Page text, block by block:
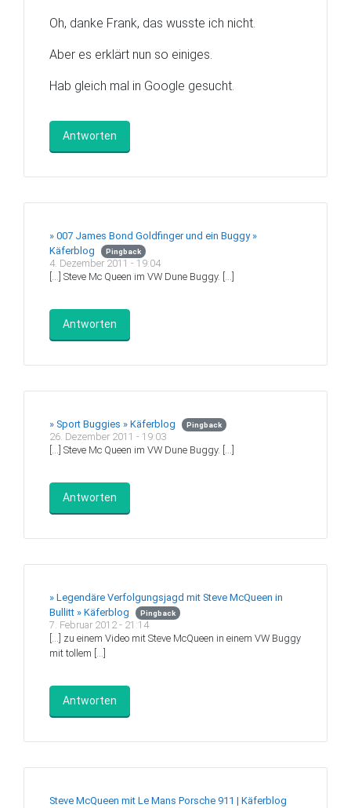
Oh, danke Frank, das wusste ich nicht.
Aber es erklärt nun so einiges.
Hab gleich mal in Google gesucht.
Antworten
» 007 James Bond Goldfinger und ein Buggy »
Käferblog
Pingback
4. Dezember 2011 - 19:04
[…] Steve Mc Queen im VW Dune Buggy. […]
Antworten
» Sport Buggies » Käferblog Pingback
26. Dezember 2011 - 19:03
[…] Steve Mc Queen im VW Dune Buggy. […]
Antworten
» Legendäre Verfolgungsjagd mit Steve McQueen in
Bullitt » Käferblog
Pingback
7. Februar 2012 - 21:14
[…] zu einem Video mit Steve McQueen in einem VW Buggy
mit tollem […]
Antworten
Steve McQueen mit Le Mans Porsche 911 | Käferblog